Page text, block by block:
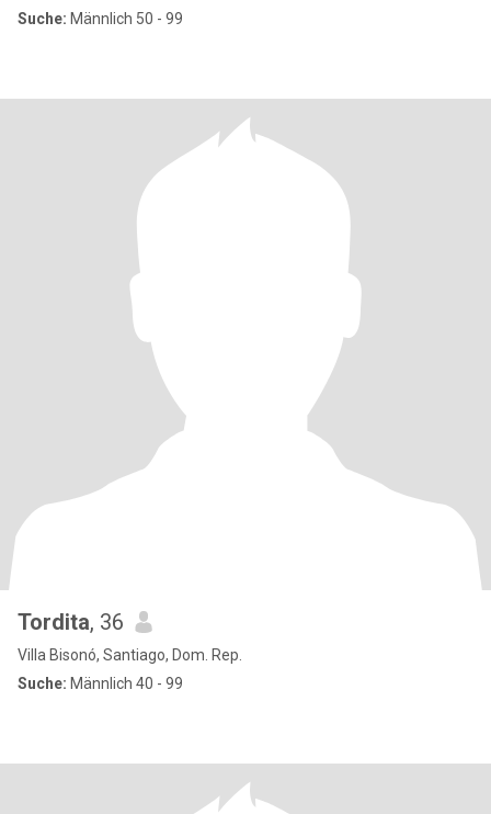
Suche: Männlich 50 - 99
Tordita, 36
Villa Bisonó, Santiago, Dom. Rep.
Suche: Männlich 40 - 99